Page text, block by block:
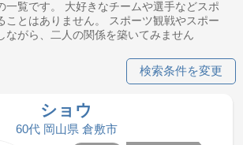
一覧です。 大好きなチームや選手などスポ
ことはありません。 スポーツ観戦やスポー
ながら、二人の関係を築いてみません
検索条件を変更
ショウ
60代 岡山県 倉敷市